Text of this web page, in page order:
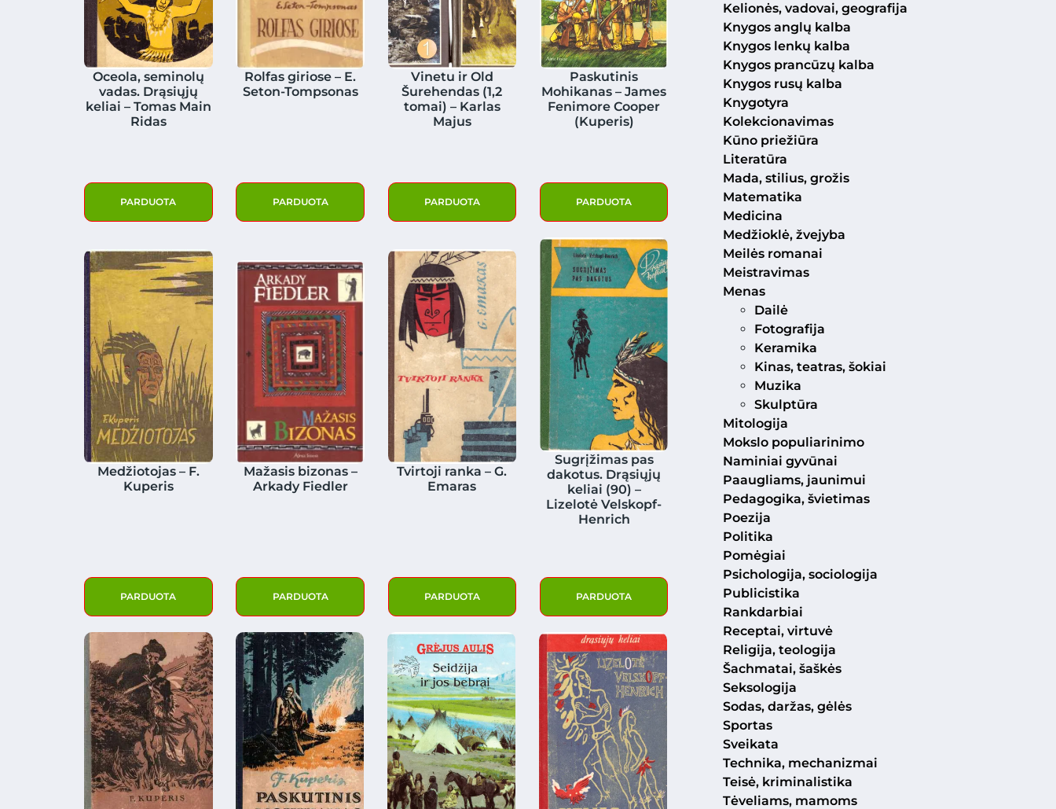
Oceola, seminolų
vadas. Drąsiųjų
keliai – Tomas Main
Ridas
PARDUOTA
Rolfas giriose – E.
Seton-Tompsonas
PARDUOTA
Vinetu ir Old
Šurehendas (1,2
tomai) – Karlas
Majus
PARDUOTA
Paskutinis
Mohikanas – James
Fenimore Cooper
(Kuperis)
PARDUOTA
Medžiotojas – F.
Kuperis
PARDUOTA
Mažasis bizonas –
Arkady Fiedler
PARDUOTA
Tvirtoji ranka – G.
Emaras
PARDUOTA
Sugrįžimas pas
dakotus. Drąsiųjų
keliai (90) –
Lizelotė Velskopf-
Henrich
PARDUOTA
Kelionės, vadovai, geografija
Knygos anglų kalba
Knygos lenkų kalba
Knygos prancūzų kalba
Knygos rusų kalba
Knygotyra
Kolekcionavimas
Kūno priežiūra
Literatūra
Mada, stilius, grožis
Matematika
Medicina
Medžioklė, žvejyba
Meilės romanai
Meistravimas
Menas
Dailė
Fotografija
Keramika
Kinas, teatras, šokiai
Muzika
Skulptūra
Mitologija
Mokslo populiarinimo
Naminiai gyvūnai
Paaugliams, jaunimui
Pedagogika, švietimas
Poezija
Politika
Pomėgiai
Psichologija, sociologija
Publicistika
Rankdarbiai
Receptai, virtuvė
Religija, teologija
Šachmatai, šaškės
Seksologija
Sodas, daržas, gėlės
Sportas
Sveikata
Technika, mechanizmai
Teisė, kriminalistika
Tėveliams, mamoms